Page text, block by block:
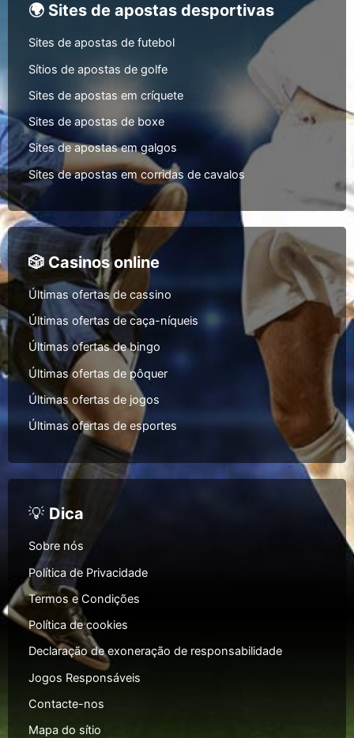
🌍 Sites de apostas desportivas
Sites de apostas de futebol
Sítios de apostas de golfe
Sites de apostas em críquete
Sites de apostas de boxe
Sites de apostas em galgos
Sites de apostas em corridas de cavalos
🎲 Casinos online
Últimas ofertas de cassino
Últimas ofertas de caça-níqueis
Últimas ofertas de bingo
Últimas ofertas de pôquer
Últimas ofertas de jogos
Últimas ofertas de esportes
💡 Dica
Sobre nós
Política de Privacidade
Termos e Condições
Política de cookies
Declaração de exoneração de responsabilidade
Jogos Responsáveis
Contacte-nos
Mapa do sítio